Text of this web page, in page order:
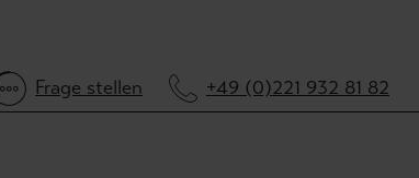
Frage stellen +49 (0)221 932 81 82